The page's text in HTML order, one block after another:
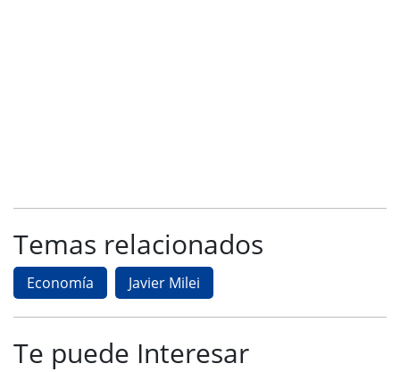
Temas relacionados
Economía Javier Milei
Te puede Interesar